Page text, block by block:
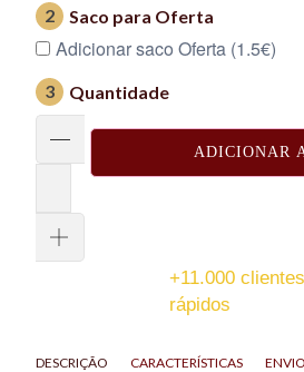
2 Saco para Oferta
Adicionar saco Oferta (1.5€)
3 Quantidade
ADICIONAR
+11.000
rápidos
DESCRIÇÃO CARACTERÍSTICAS ENVIO